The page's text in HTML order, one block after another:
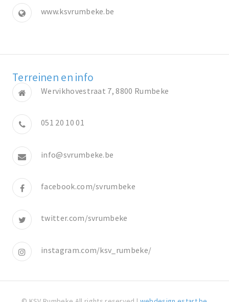
www.ksvrumbeke.be
Terreinen en info
Wervikhovestraat 7, 8800 Rumbeke
051 20 10 01
info@svrumbeke.be
facebook.com/svrumbeke
twitter.com/svrumbeke
instagram.com/ksv_rumbeke/